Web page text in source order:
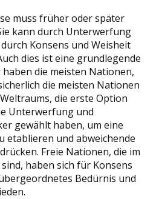
muss früher oder später
kann durch Unterwerfung
Konsens und Weisheit
dies ist eine grundlegende
haben die meisten Nationen,
die meisten Nationen
die erste Option
Unterwerfung und
gewählt haben, um eine
etablieren und abweichende
Freie Nationen, die im
haben sich für Konsens
Bedürnis und